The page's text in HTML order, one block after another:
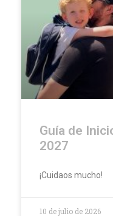
Guía de
2027
¡Cuidaos mucho!
10 de julio de 2026